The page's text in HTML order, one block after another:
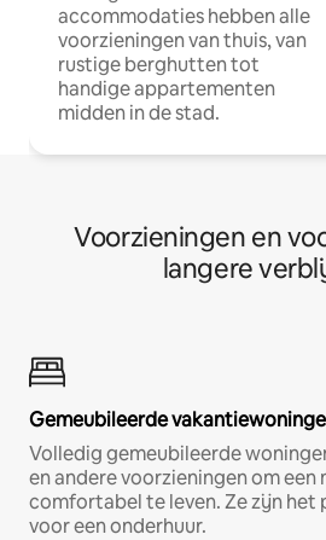
accommodaties hebben alle
voorzieningen van thuis, van
rustige berghutten tot
handige appartementen
midden in de stad.
Voorzieningen en
langere
Gemeubileerde
Volledig gemeubileerde
en andere voorzieningen om een
comfortabel te leven. Ze zijn
voor een onderhuur.